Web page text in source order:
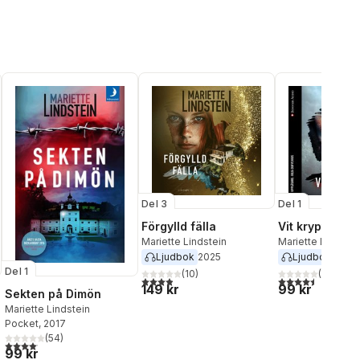
röster:
Del 1
Sekten på Dimön
Mariette Lindstein
Pocket, 2017
4,1utav 5 stjärnor. Totalt antal röster:
(54)
99 kr
Del 3
Förgylld fälla
Mariette Lindstein
Ljudbok 2025
3,9utav 5 stjärnor. Totalt antal röster:
(10)
149 kr
Del 1
Vit krypta
Mariette
Ljudbok
4,5utav 5(
99 kr